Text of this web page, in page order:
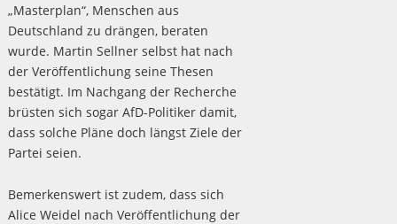
„Masterplan“, Menschen aus
Deutschland zu drängen, beraten
wurde. Martin Sellner selbst hat nach
der Veröffentlichung seine Thesen
bestätigt. Im Nachgang der Recherche
brüsten sich sogar AfD-Politiker damit,
dass solche Pläne doch längst Ziele der
Partei seien.
Bemerkenswert ist zudem, dass sich
Alice Weidel nach Veröffentlichung der